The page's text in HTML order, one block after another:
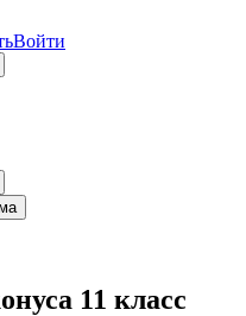
Войти
11 класс